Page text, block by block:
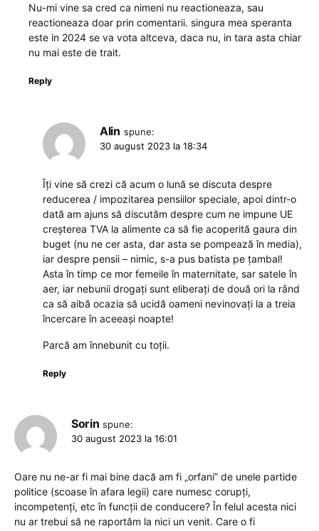
Nu-mi vine sa cred ca nimeni nu reactioneaza, sau
reactioneaza doar prin comentarii. singura mea speranta
este in 2024 se va vota altceva, daca nu, in tara asta chiar
nu mai este de trait.
Reply
Alin spune:
30 august 2023 la 18:34
Îți vine să crezi că acum o lună se discuta despre
reducerea / impozitarea pensiilor speciale, apoi dintr-o
dată am ajuns să discutăm despre cum ne impune UE
creșterea TVA la alimente ca să fie acoperită gaura din
buget (nu ne cer asta, dar asta se pompează în media),
iar despre pensii – nimic, s-a pus batista pe țambal!
Asta în timp ce mor femeile în maternitate, sar satele în
aer, iar nebunii drogați sunt eliberați de două ori la rând
ca să aibă ocazia să ucidă oameni nevinovați la a treia
încercare în aceeași noapte!
Parcă am înnebunit cu toții.
Reply
Sorin spune:
30 august 2023 la 16:01
Oare nu ne-ar fi mai bine dacă am fi „orfani” de unele partide
politice (scoase în afara legii) care numesc corupți,
incompetenți, etc în funcții de conducere? În felul acesta nici
nu ar trebui să ne raportăm la nici un venit. Care o fi